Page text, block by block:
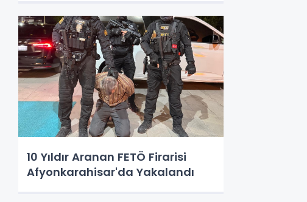
10 Yıldır Aranan FETÖ Firarisi
Afyonkarahisar'da Yakalandı